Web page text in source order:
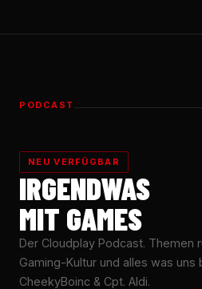
PODCAST
NEU VERFÜGBAR
IRGENDWAS
MIT GAMES
Der Cloudplay Podcast. Themen
Gaming-Kultur und alles was uns
CheekyBoinc & Cpt. Aldi.